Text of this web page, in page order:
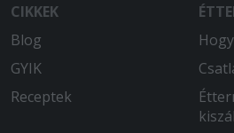
Finom
A MacCheese nem volt
Nagyon sós volt és
rajta a sajt ( pedig 3x
CIKKEK
Blog
GYIK
Receptek